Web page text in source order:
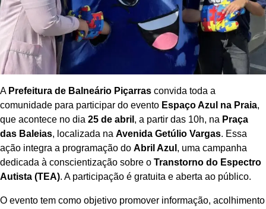
A Prefeitura de Balneário Piçarras convida toda a
comunidade para participar do evento Espaço Azul na Praia,
que acontece no dia 25 de abril , a partir das 10h, na Praça
das Baleias, localizada na Avenida Getúlio Vargas. Essa
ação integra a programação do Abril Azul , uma campanha
dedicada à conscientização sobre o Transtorno do Espectro
Autista (TEA). A participação é gratuita e aberta ao público.
O evento tem como objetivo promover informação, acolhimento